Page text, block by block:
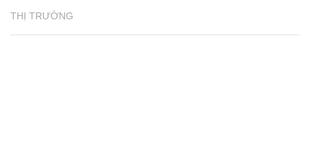
THỊ TRƯỜNG